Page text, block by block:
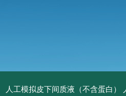
人工模拟皮下间质液（不含蛋白）